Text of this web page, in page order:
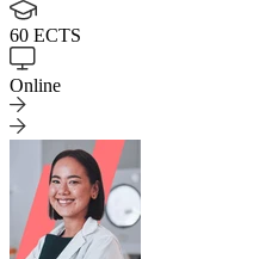
60 ECTS
Online